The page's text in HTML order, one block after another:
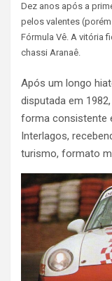
Dez anos após a
pelos valentes
Fórmula Vê. A vitória
chassi Aranaê.
Após um longo
disputada em
forma consistente
Interlagos,
turismo, formato